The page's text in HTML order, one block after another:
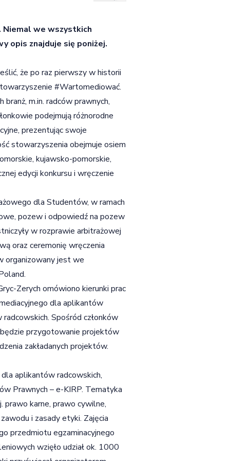
Niemal we wszystkich
opis znajduje się poniżej.
że po raz pierwszy w historii
#Wartomediować.
m.in. radców prawnych,
podejmują różnorodne
prezentując swoje
stowarzyszenia obejmuje osiem
kujawsko-pomorskie,
edycji konkursu i wręczenie
dla Studentów, w ramach
pozew i odpowiedź na pozew
w rozprawie arbitrażowej
oraz ceremonię wręczenia
organizowany jest we
Zerych omówiono kierunki prac
dla aplikantów
Spośród członków
przygotowanie projektów
zakładanych projektów.
aplikantów radcowskich,
Prawnych – e-KIRP. Tematyka
prawo karne, prawo cywilne,
i zasady etyki. Zajęcia
przedmiotu egzaminacyjnego
wzięło udział ok. 1000